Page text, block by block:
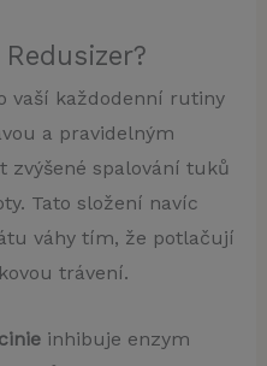
vaší každodenní rutiny
a pravidelným
zvýšené spalování tuků
Tato složení navíc
váhy tím, že potlačují
trávení.
inhibuje enzym